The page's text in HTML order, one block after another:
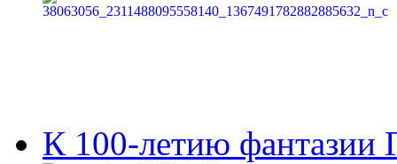
К 100-летию фантазии